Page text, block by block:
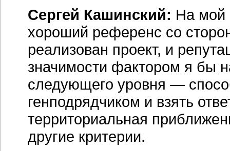
Сергей Кашинский: На мой
хороший референс со
реализован проект, и
значимости фактором я бы
следующего уровня —
генподрядчиком и взять
территориальная
другие критерии.